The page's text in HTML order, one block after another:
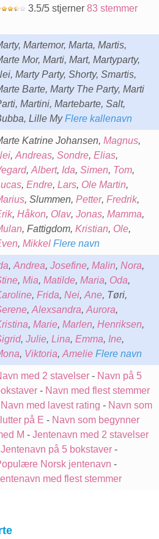
3.5/5 stjerner 83 stemmer
Martemor, Marta, Martis,
Mor, Marti, Mart, Martyparty,
Marty Party, Shorty, Smartis,
Barte, Marty The Party, Marti
Martini, Martebarte, Salt,
Lille MyFlere kallenavn
Katrine Johansen, Magnus,
, Andreas, Sondre, Elias,
, Albert, Ida, Simen, Tom,
, Endre, Lars, Ole Martin,
, Slummen, Petter, Fredrik,
, Håkon, Olav, Jonas, Mamma,
, Fattigdom, Kristian, Ole,
, Mikkel Flere navn
, Andrea, Josefine, Malin, Nora,
, Mia, Matilde, Maria, Oda,
, Frida, Nei, Ane, Tøri,
, Alexsandra, Aurora,
, Marie, Marlen, Henriksen,
, Julie, Lina, Emma, Ine,
, Viktoria, Amelie Flere navn
med 2 stavelser - Navn på 5
- Navn med flest stemmer
Navn med lavest rating - Navn som
på E - Navn som begynner
M - Jentenavn med 2 stavelser
Jentenavn på 5 bokstaver -
Norsk jentenavn -
med flest stemmer